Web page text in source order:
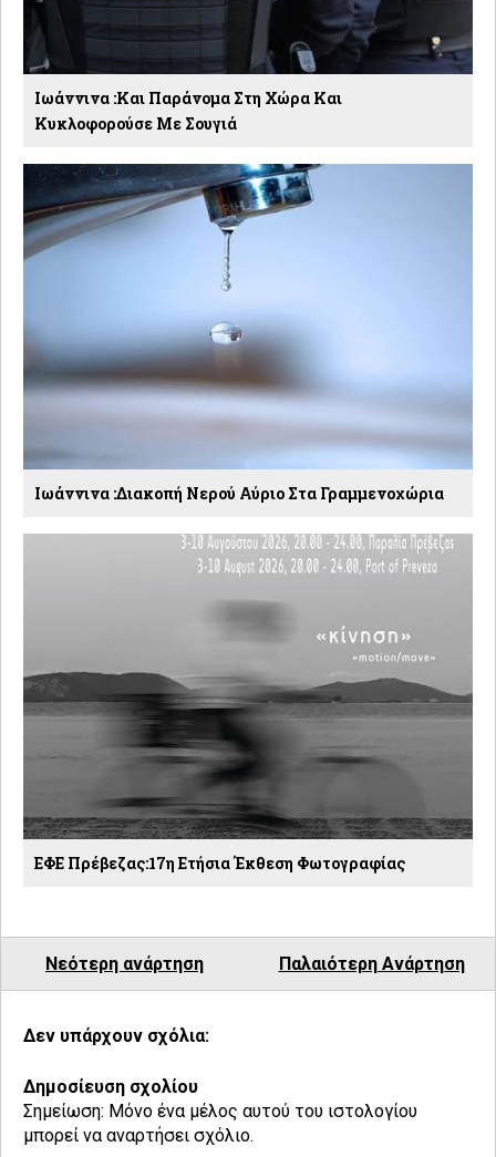
Ιωάννινα :Και Παράνομα Στη Χώρα Και
Κυκλοφορούσε Με Σουγιά
Ιωάννινα :Διακοπή Νερού Αύριο Στα Γραμμενοχώρια
ΕΦΕ Πρέβεζας:17η Ετήσια Έκθεση Φωτογραφίας
Νεότερη ανάρτηση Παλαιότερη Ανάρτηση
Δεν υπάρχουν σχόλια:
Δημοσίευση σχολίου
Σημείωση: Μόνο ένα μέλος αυτού του ιστολογίου
μπορεί να αναρτήσει σχόλιο.